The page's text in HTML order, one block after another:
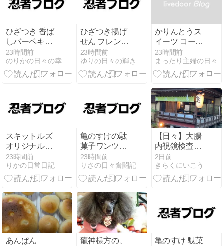
ひざつき 香ば
しバーベキュ
ー サクうまあ
られ
23時間前
のりかの日々の幸せ日記
ひざつき揚げ
せん フレンチ
サラダの日常
23時間前
ゆりの日々の輝き
かりんとうス
イーツ コーヒ
ー味のひとく
ち
23時間前
まったり主婦の日々
スキットルズ
オリジナルの
味わい
23時間前
りかの日常日記
亀のすけの駄
菓子ワンツー
スリーセット
23時間前
りさの日々奮闘記
【日々】大腸
内視鏡検査と
色々
2日前
きらくにいこう
あんぱん
龍神様方の、
亀のすけ 駄菓